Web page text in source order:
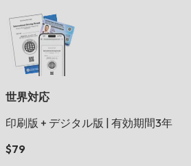
世界対応
印刷版 + デジタル版
有効期間3年
$79